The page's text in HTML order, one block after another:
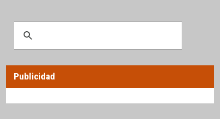
Publicidad